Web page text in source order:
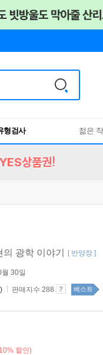
형검사
젊은
상품권!
광학 이야기 [ 반양장 ]
30일
판매지수 288 베스트
할인)